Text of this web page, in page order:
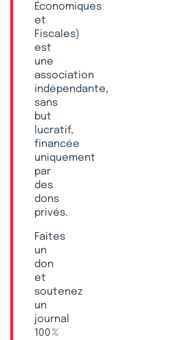
Économiques
et
Fiscales)
est
une
association
indépendante,
sans
but
lucratif,
financée
uniquement
par
des
dons
privés.
Faites
un
don
et
soutenez
un
journal
100 %